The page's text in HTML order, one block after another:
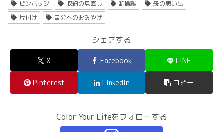
ピンバッジ
収納の見直し 断捨離
母の思い出
片付け
自分へのおみやげ
シェアする
X Facebook LINE
Pinterest LinkedIn コピー
Color Your Lifeをフォローする